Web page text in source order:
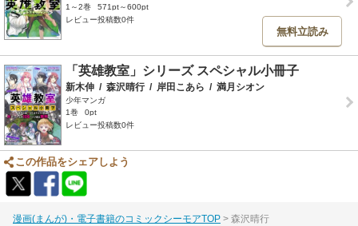
1～2巻
571pt～600pt
レビュー投稿数0件
無料立読み
「英雄教室」シリーズ スペシャル小冊子
新木伸 / 森沢晴行 / 岸田こあら / 満月シオン
少年マンガ
1巻
0pt
レビュー投稿数0件
この作品をシェアしよう
漫画(まんが)・電子書籍のコミックシーモアTOP 森沢晴行